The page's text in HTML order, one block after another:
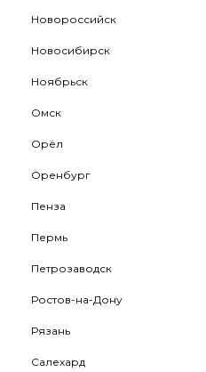
Новороссийск
Новосибирск
Ноябрьск
Омск
Орёл
Оренбург
Пенза
Пермь
Петрозаводск
Ростов-на-Дону
Рязань
Салехард